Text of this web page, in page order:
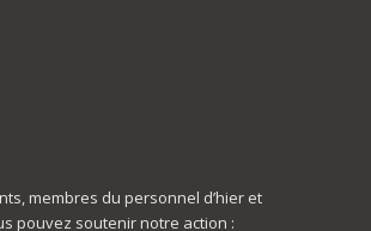
membres du personnel d’hier et
pouvez soutenir notre action :